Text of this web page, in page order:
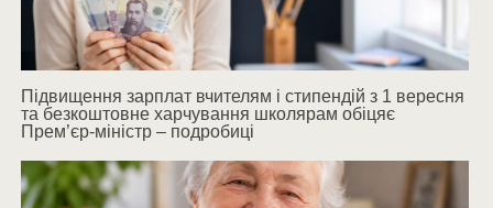
Підвищення зарплат вчителям і стипендій з 1 вересня
та безкоштовне харчування школярам обіцяє
Прем’єр-міністр – подробиці